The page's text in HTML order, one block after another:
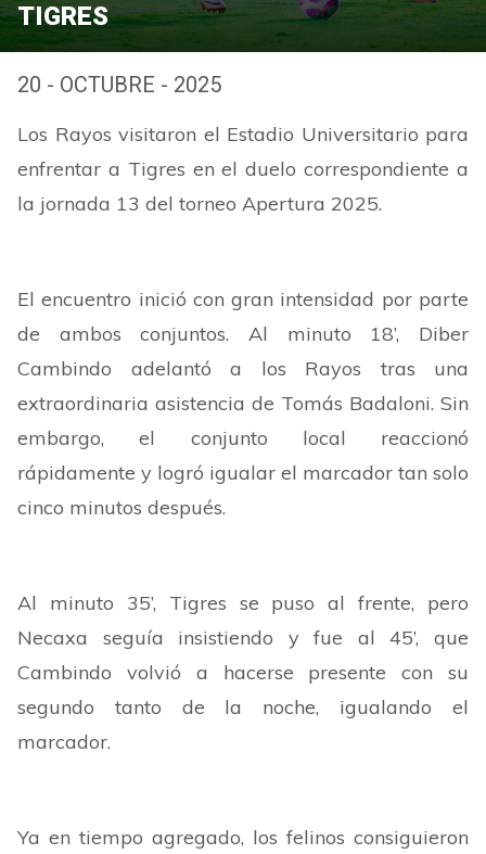
TIGRES
20 - OCTUBRE - 2025
Los Rayos visitaron el Estadio Universitario para
enfrentar a Tigres en el duelo correspondiente a
la jornada 13 del torneo Apertura 2025.
El encuentro inició con gran intensidad por parte
de ambos conjuntos. Al minuto 18’, Diber
Cambindo adelantó a los Rayos tras una
extraordinaria asistencia de Tomás Badaloni. Sin
embargo, el conjunto local reaccionó
rápidamente y logró igualar el marcador tan solo
cinco minutos después.
Al minuto 35’, Tigres se puso al frente, pero
Necaxa seguía insistiendo y fue al 45’, que
Cambindo volvió a hacerse presente con su
segundo tanto de la noche, igualando el
marcador.
Ya en tiempo agregado, los felinos consiguieron